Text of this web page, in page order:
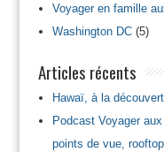
Voyager en famille
Washington DC(5)
Articles récents
Hawaï, à la
Podcast Voyager
points de vue,